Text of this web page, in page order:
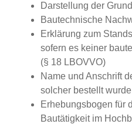
Darstellung der
Bautechnische
Erklärung zum
sofern es keiner
(§ 18 LBOVVO)
Name und Anschrift
solcher bestellt
Erhebungsbogen für
Bautätigkeit im